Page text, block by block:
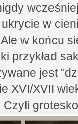
w
w końcu
przykład
jest
XVI/XVII